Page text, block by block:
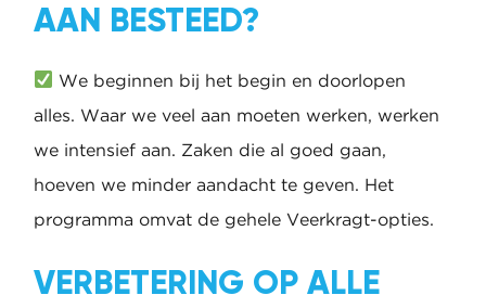
AAN BESTEED?
We beginnen bij het begin en doorlopen
alles. Waar we veel aan moeten werken, werken
we intensief aan. Zaken die al goed gaan,
hoeven we minder aandacht te geven. Het
programma omvat de gehele Veerkragt-opties.
VERBETERING OP ALLE